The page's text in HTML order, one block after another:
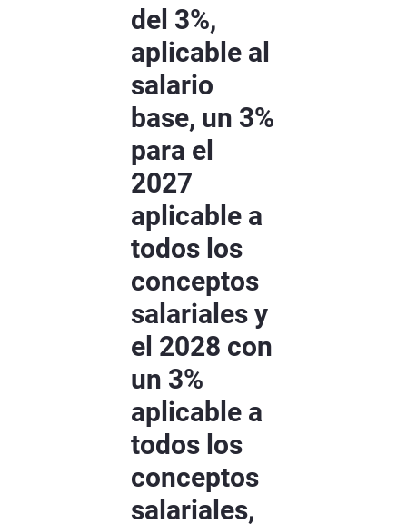
del 3%,
aplicable al
salario
base, un 3%
para el
2027
aplicable a
todos los
conceptos
salariales y
el 2028 con
un 3%
aplicable a
todos los
conceptos
salariales,